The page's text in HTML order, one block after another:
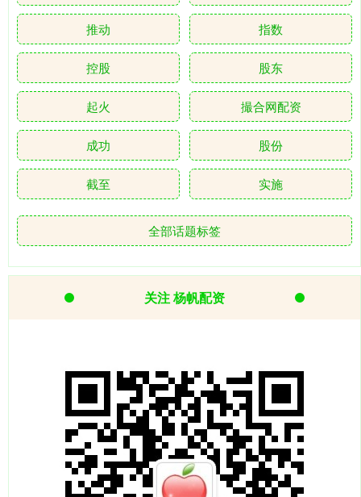
推动 指数
控股 股东
起火 撮合网配资
成功 股份
截至 实施
全部话题标签
关注 杨帆配资